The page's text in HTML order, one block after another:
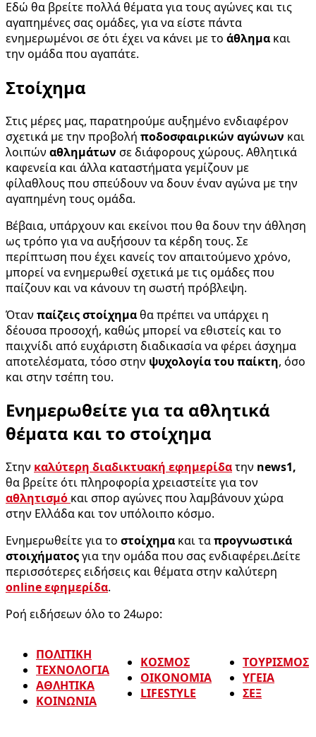
Εδώ θα βρείτε πολλά θέματα για τους αγώνες και τις
αγαπημένες σας ομάδες, για να είστε πάντα
ενημερωμένοι σε ότι έχει να κάνει με το άθλημα και
την ομάδα που αγαπάτε.
Στοίχημα
Στις μέρες μας, παρατηρούμε αυξημένο ενδιαφέρον
σχετικά με την προβολή ποδοσφαιρικών αγώνων και
λοιπών αθλημάτων σε διάφορους χώρους. Αθλητικά
καφενεία και άλλα καταστήματα γεμίζουν με
φίλαθλους που σπεύδουν να δουν έναν αγώνα με την
αγαπημένη τους ομάδα.
Βέβαια, υπάρχουν και εκείνοι που θα δουν την άθληση
ως τρόπο για να αυξήσουν τα κέρδη τους. Σε
περίπτωση που έχει κανείς τον απαιτούμενο χρόνο,
μπορεί να ενημερωθεί σχετικά με τις ομάδες που
παίζουν και να κάνουν τη σωστή πρόβλεψη.
Όταν παίζεις στοίχημαθα πρέπει να υπάρχει η
δέουσα προσοχή, καθώς μπορεί να εθιστείς και το
παιχνίδι από ευχάριστη διαδικασία να φέρει άσχημα
αποτελέσματα, τόσο στην ψυχολογία του παίκτη, όσο
και στην τσέπη του.
Ενημερωθείτε για τα αθλητικά
θέματα και το στοίχημα
Στην καλύτερη διαδικτυακή εφημερίδατην news1,
θα βρείτε ότι πληροφορία χρειαστείτε για τον
αθλητισμό και σπορ αγώνες που λαμβάνουν χώρα
στην Ελλάδα και τον υπόλοιπο κόσμο.
Ενημερωθείτε για το στοίχημα και ταπρογνωστικά
στοιχήματοςγια την ομάδα που σας ενδιαφέρει.Δείτε
περισσότερες ειδήσεις και θέματα στην καλύτερη
online εφημερίδα.
Ροή ειδήσεων όλο το 24ωρο:
ΠΟΛΙΤΙΚΗ
ΤΕΧΝΟΛΟΓΙΑ
ΑΘΛΗΤΙΚΑ
ΚΟΙΝΩΝΙΑ
ΚΟΣΜΟΣ
ΟΙΚΟΝΟΜΙΑ
LIFESTYLE
ΤΟΥΡΙΣΜΟΣ
ΥΓΕΙΑ
ΣΕΞ